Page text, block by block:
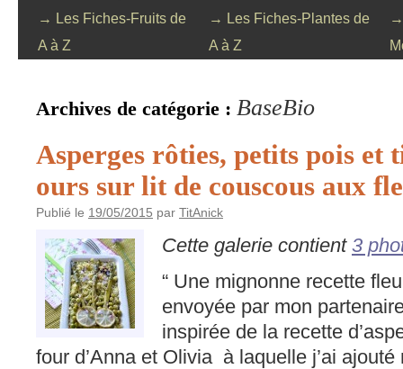
→ Les Fiches-Fruits de
A à Z
→ Les Fiches-Plantes de
A à Z
→
Archives de catégorie : BaseBio
Asperges rôties, petits pois et
ours sur lit de couscous aux
Publié le 19/05/2015 par TitAnick
Cette galerie contient 3
“ Une mignonne recette
envoyée par mon
inspirée de la recette
four d’Anna et Olivia à laquelle j’ai